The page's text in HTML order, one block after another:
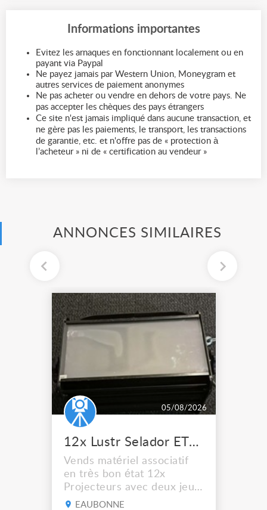
Informations importantes
Evitez les arnaques en fonctionnant localement ou en
payant via Paypal
Ne payez jamais par Western Union, Moneygram et
autres services de paiement anonymes
Ne pas acheter ou vendre en dehors de votre pays. Ne
pas accepter les chèques des pays étrangers
Ce site n'est jamais impliqué dans aucune transaction, et
ne gère pas les paiements, le transport, les transactions
de garantie, etc. et n'offre pas de « protection à
l’acheteur » ni de « certification au vendeur »
ANNONCES SIMILAIRES
05/08/2026
12x Lustr Selador ETC Led 7x colors filtres
Vends matériel associatif
en très bon état 12x
Projecteurs avec deux jeux
de filtre filtre Lustr Selador
EAUBONNE